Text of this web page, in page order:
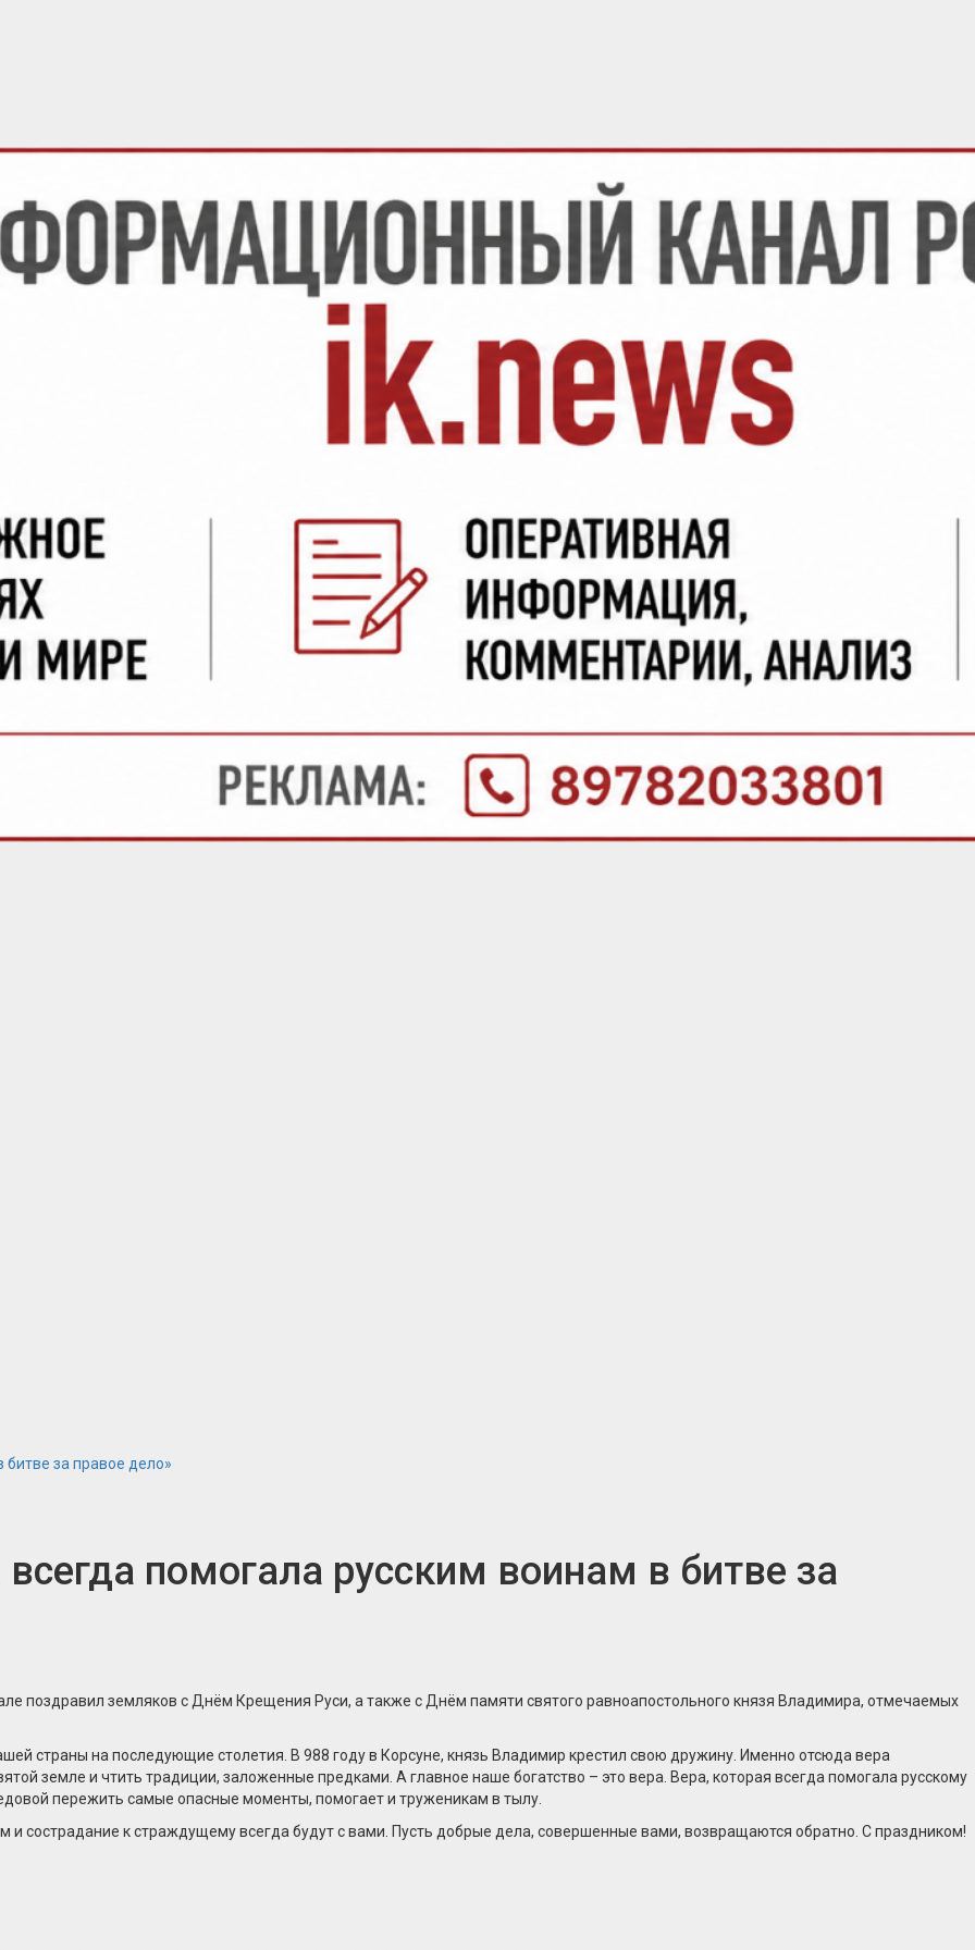
за правое дело»
помогала русским воинам в битве за
поздравил земляков с Днём Крещения Руси, а также с Днём памяти святого равноапостольного князя Владимира, отмечаемых
страны на последующие столетия. В 988 году в Корсуне, князь Владимир крестил свою дружину. Именно отсюда вера
земле и чтить традиции, заложенные предками. А главное наше богатство – это вера. Вера, которая всегда помогала русскому
пережить самые опасные моменты, помогает и труженикам в тылу.
сострадание к страждущему всегда будут с вами. Пусть добрые дела, совершенные вами, возвращаются обратно. С праздником!